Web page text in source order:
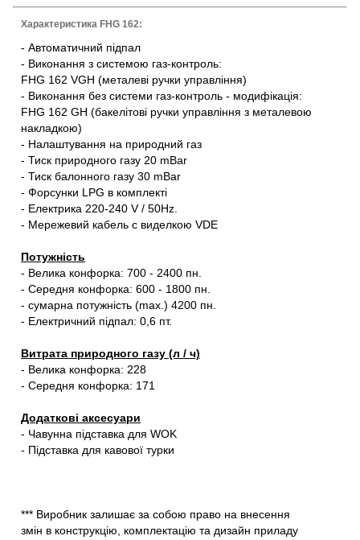
Характеристика FHG 162:
- Автоматичний підпал
- Виконання з системою газ-контроль:
FHG 162 VGH (металеві ручки управління)
- Виконання без системи газ-контроль - модифікація:
FHG 162 GH (бакелітові ручки управління з металевою
накладкою)
- Налаштування на природний газ
- Тиск природного газу 20 mBar
- Тиск балонного газу 30 mBar
- Форсунки LPG в комплекті
- Електрика 220-240 V / 50Hz.
- Мережевий кабель c виделкою VDE
Потужність
- Велика конфорка: 700 - 2400 пн.
- Середня конфорка: 600 - 1800 пн.
- сумарна потужність (max.) 4200 пн.
- Електричний підпал: 0,6 пт.
Витрата природного газу (л / ч)
- Велика конфорка: 228
- Середня конфорка: 171
Додаткові аксесуари
- Чавунна підставка для WOK
- Підставка для кавової турки
*** Виробник залишає за собою право на внесення
змін в конструкцію, комплектацію та дизайн приладу